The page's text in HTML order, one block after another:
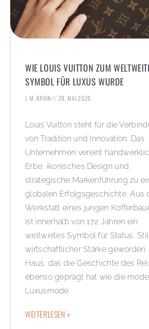
WIE LOUIS VUITTON ZUM
SYMBOL FÜR LUXUS WURDE
J. M. BRAIN 28. MAI 2026
Louis Vuitton steht für die
von Tradition und Innovation. Das
Unternehmen vereint
Erbe, ikonisches Design und
strategische Markenführung zu
globalen Erfolgsgeschichte. Aus
Werkstatt eines jungen
ist innerhalb von 172 Jahren ein
weltweites Symbol für Status,
wirtschaftlicher Stärke geworden
Haus, das die Geschichte des
ebenso geprägt hat wie die
Luxusmode.
WEITERLESEN »